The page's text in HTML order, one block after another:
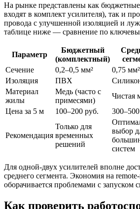
На рынке представлены как
входят в комплект усилителя), так и
провода с улучшенной изоляцией и
таблице ниже — сравнение по
Параметр
Бюджетный
(комплектный)
Сечение
0,2–0,5 мм² 0,75 мм²
Изоляция
ПВХ
Материал
жилы
Медь (часто с
примесями)
Чистая
Цена за 5 м
100–200 руб.
Рекомендация
Только для
временных
решений
выбор
систем
Для одной-двух усилителей вполне
среднего сегмента. Экономия на remote-
оборачивается проблемами с запуском
Как проверить